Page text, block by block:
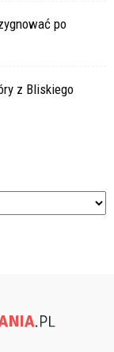
po
z Bliskiego